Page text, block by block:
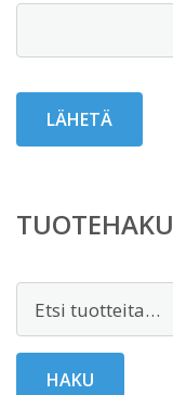
TUOTEHAKU
HAKU